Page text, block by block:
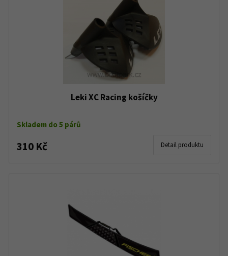
Leki XC Racing košíčky
Skladem do 5 párů
310 Kč Detail produktu